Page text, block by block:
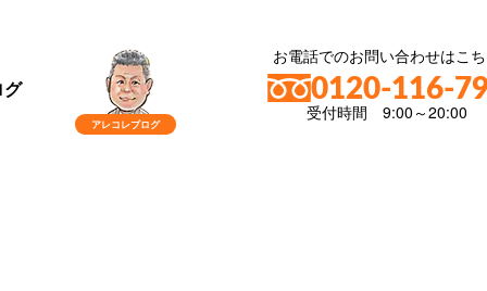
グ
お電話でのお問い合わせはこ
0120-116-
受付時間 9:00～20:00